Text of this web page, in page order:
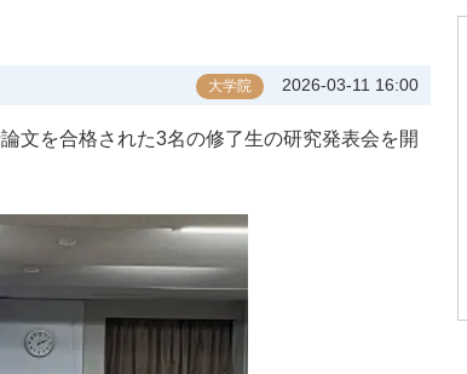
大学院 2026-03-11 16:00
文を合格された3名の修了生の研究発表会を開